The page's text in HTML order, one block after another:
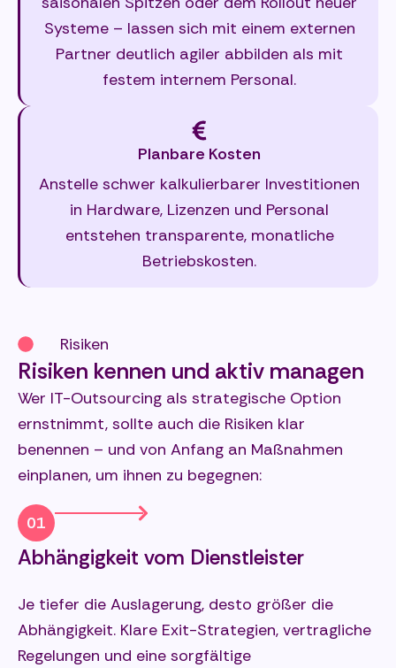
Systeme – lassen sich mit einem externen
Partner deutlich agiler abbilden als mit
festem internem Personal.
Planbare Kosten
Anstelle schwer kalkulierbarer Investitionen
in Hardware, Lizenzen und Personal
entstehen transparente, monatliche
Betriebskosten.
Risiken
Risiken kennen und aktiv managen
Wer IT-Outsourcing als strategische Option
ernstnimmt, sollte auch die Risiken klar
benennen – und von Anfang an Maßnahmen
einplanen, um ihnen zu begegnen:
01
Abhängigkeit vom Dienstleister
Je tiefer die Auslagerung, desto größer die
Abhängigkeit. Klare Exit-Strategien, vertragliche
Regelungen und eine sorgfältige